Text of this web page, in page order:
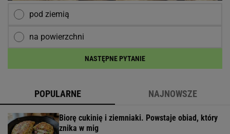
pod ziemią
na powierzchni
NASTĘPNE PYTANIE
POPULARNE NAJNOWSZE
Biorę cukinię i ziemniaki. Powstaje obiad, który
znika w mig